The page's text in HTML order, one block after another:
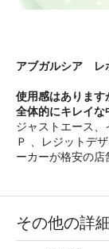
アブガルシア レ
使用感はあります
全体的にキレイな
ジャストエース、
Ｐ 、レジットデ
ーカーが格安の店
その他の詳